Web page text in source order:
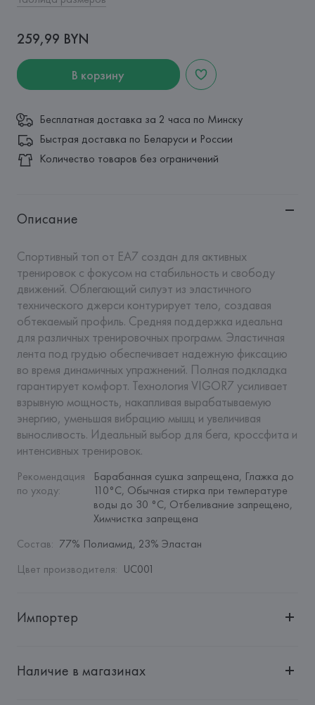
259,99 BYN
В корзину
Бесплатная доставка за 2 часа по Минску
Быстрая доставка по Беларуси и России
Количество товаров без ограничений
Описание
Спортивный топ от EA7 создан для активных
тренировок с фокусом на стабильность и свободу
движений. Облегающий силуэт из эластичного
технического джерси контурирует тело, создавая
обтекаемый профиль. Средняя поддержка идеальна
для различных тренировочных программ. Эластичная
лента под грудью обеспечивает надежную фиксацию
во время динамичных упражнений. Полная подкладка
гарантирует комфорт. Технология VIGOR7 усиливает
взрывную мощность, накапливая вырабатываемую
энергию, уменьшая вибрацию мышц и увеличивая
выносливость. Идеальный выбор для бега, кроссфита и
интенсивных тренировок.
Рекомендация
по уходу:
Барабанная сушка запрещена, Глажка до
110°C, Обычная стирка при температуре
воды до 30 °C, Отбеливание запрещено,
Химчистка запрещена
Состав: 77% Полиамид, 23% Эластан
Цвет производителя: UC001
Импортер
"Авикойл Интернешнл"
Наличие в магазинах